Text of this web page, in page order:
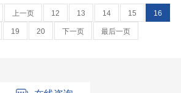
上一页 12 13 14 15 16
19 20 下一页 最后一页